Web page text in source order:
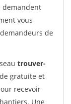
demandent
vous
de
trouver-
gratuite et
recevoir
Une